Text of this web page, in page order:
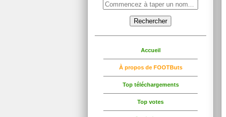
Accueil
À propos de FOOTButs
Top téléchargements
Top votes